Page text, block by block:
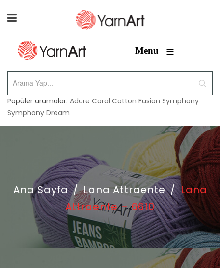
Menu ≡
Popüler aramalar: Adore Coral Cotton Fusion Symphony
Symphony Dream
Ana Sayfa / Lana Attraente / Lana
Attraente – 6610